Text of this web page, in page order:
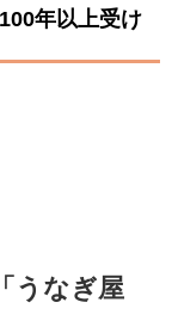
年以上受け
うなぎ屋